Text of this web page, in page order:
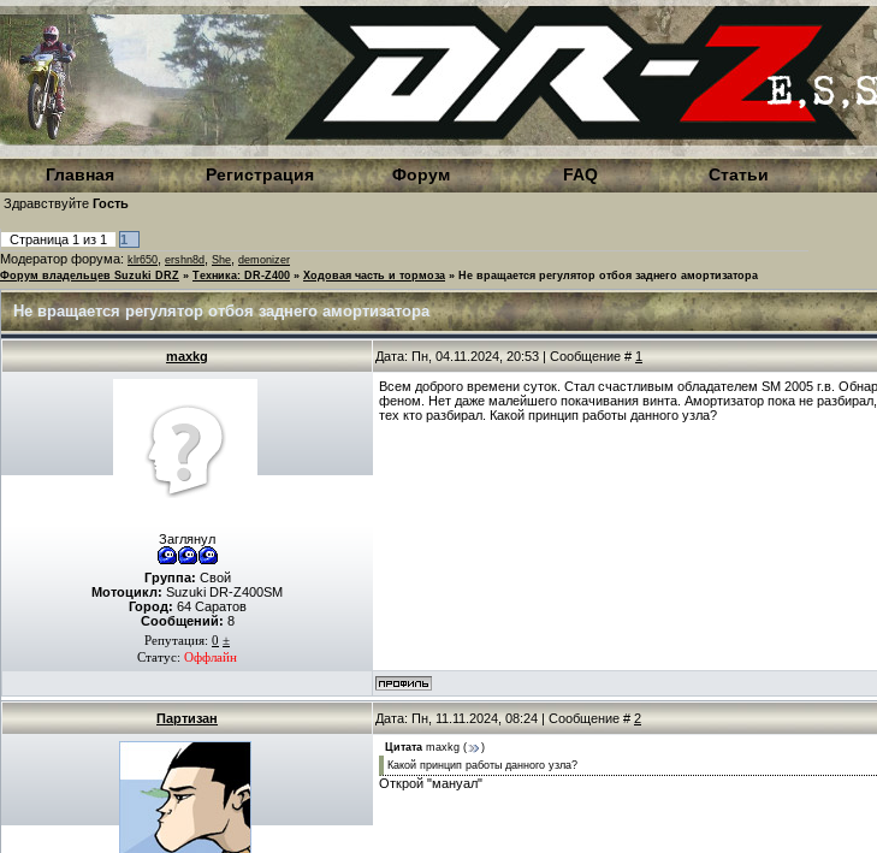
Главная Регистрация Форум FAQ Статьи
Здравствуйте Гость
Страница 1 из 1
1
Модератор форума: klr650 ershn8d She demonizer
Форум владельцев Suzuki DRZ » Техника: DR-Z400 » Ходовая часть и тормоза » Не вращается регулятор отбоя заднего амортизатора
Не вращается регулятор отбоя заднего амортизатора
maxkg Дата: Пн, 04.11.2024, 20:53 | Сообщение # 1
Заглянул
Группа: Свой
Мотоцикл: Suzuki DR-Z400SM
Город: 64 Саратов
Сообщений: 8
Репутация: 0 ±
Статус: Оффлайн
Всем доброго времени суток. Стал счастливым обладателем SM 2005 г.в.
феном. Нет даже малейшего покачивания винта. Амортизатор пока не
тех кто разбирал. Какой принцип работы данного узла?
Партизан Дата: Пн, 11.11.2024, 08:24 | Сообщение # 2
Цитата maxkg (
)
Какой принцип работы данного узла?
Открой "мануал"